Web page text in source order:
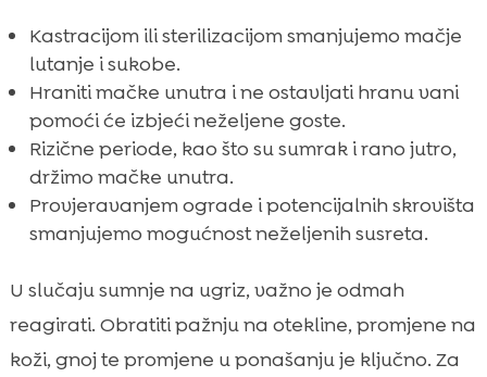
Kastracijom ili sterilizacijom smanjujemo mačje
lutanje i sukobe.
Hraniti mačke unutra i ne ostavljati hranu vani
pomoći će izbjeći neželjene goste.
Rizične periode, kao što su sumrak i rano jutro,
držimo mačke unutra.
Provjeravanjem ograde i potencijalnih skrovišta
smanjujemo mogućnost neželjenih susreta.
U slučaju sumnje na ugriz, važno je odmah
reagirati. Obratiti pažnju na otekline, promjene na
koži, gnoj te promjene u ponašanju je ključno. Za